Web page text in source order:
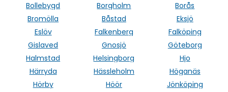
Bollebygd
Borgholm
Borås
Bromölla
Båstad
Eksjö
Eslöv
Falkenberg
Falköping
Gislaved
Gnosjö
Göteborg
Halmstad
Helsingborg
Hjo
Härryda
Hässleholm
Höganäs
Hörby
Höör
Jönköping